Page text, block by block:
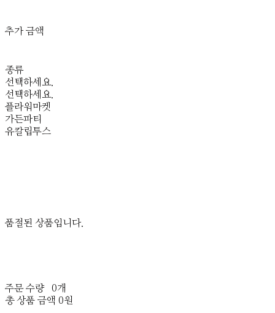
추가 금액
종류
선택하세요.
선택하세요.
플라워마켓
가든파티
유칼립투스
품절된 상품입니다.
주문 수량
0개
총 상품 금액 0원